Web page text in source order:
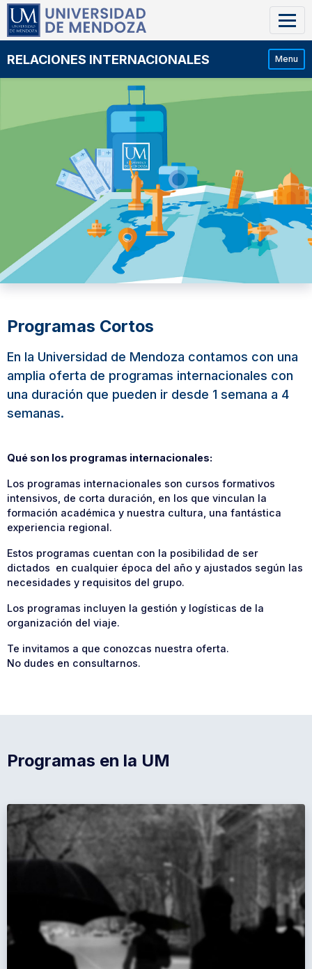
RELACIONES INTERNACIONALES Menu
Programas Cortos
En la Universidad de Mendoza contamos con una
amplia oferta de programas internacionales con
una duración que pueden ir desde 1 semana a 4
semanas.
Qué son los programas internacionales:
Los programas internacionales son cursos formativos
intensivos, de corta duración, en los que vinculan la
formación académica y nuestra cultura, una fantástica
experiencia regional.
Estos programas cuentan con la posibilidad de ser
dictados en cualquier época del año y ajustados según las
necesidades y requisitos del grupo.
Los programas incluyen la gestión y logísticas de la
organización del viaje.
Te invitamos a que conozcas nuestra oferta.
No dudes en consultarnos.
Programas en la UM